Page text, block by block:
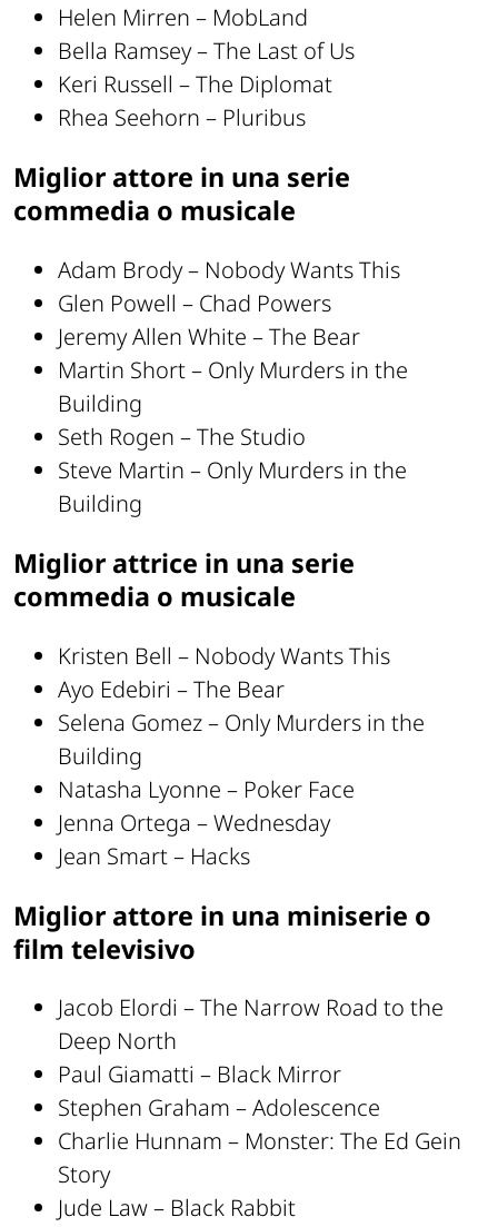
Helen Mirren – MobLand
Bella Ramsey – The Last of Us
Keri Russell – The Diplomat
Rhea Seehorn – Pluribus
Miglior attore in una serie
commedia o musicale
Adam Brody – Nobody Wants This
Glen Powell – Chad Powers
Jeremy Allen White – The Bear
Martin Short – Only Murders in the
Building
Seth Rogen – The Studio
Steve Martin – Only Murders in the
Building
Miglior attrice in una serie
commedia o musicale
Kristen Bell – Nobody Wants This
Ayo Edebiri – The Bear
Selena Gomez – Only Murders in the
Building
Natasha Lyonne – Poker Face
Jenna Ortega – Wednesday
Jean Smart – Hacks
Miglior attore in una miniserie o
film televisivo
Jacob Elordi – The Narrow Road to the
Deep North
Paul Giamatti – Black Mirror
Stephen Graham – Adolescence
Charlie Hunnam – Monster: The Ed Gein
Story
Jude Law – Black Rabbit